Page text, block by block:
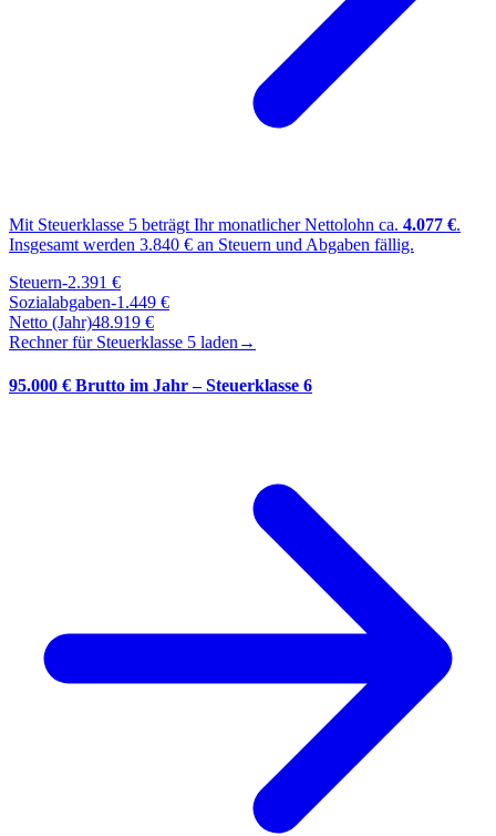
Mit Steuerklasse 5 beträgt Ihr monatlicher Nettolohn ca. 4.077 €.
Insgesamt werden 3.840 € an Steuern und Abgaben fällig.
Steuern-2.391 €
Sozialabgaben-1.449 €
Netto (Jahr)48.919 €
Rechner für Steuerklasse 5 laden →
95.000 € Brutto im Jahr – Steuerklasse 6